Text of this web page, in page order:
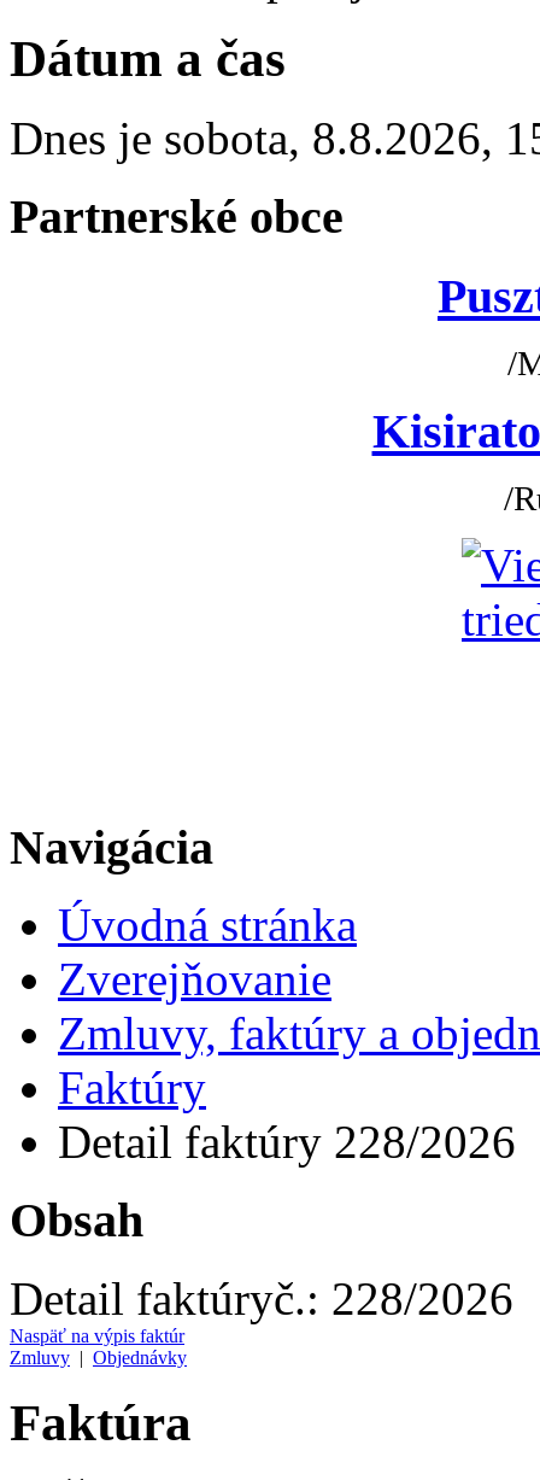
Dátum a čas
Dnes je sobota, 8.8.2026,
Partnerské obce
/
/
Navigácia
Úvodná stránka
Zverejňovanie
Zmluvy, faktúry a
Faktúry
Detail faktúry 228/2026
Obsah
Detail faktúryč.: 228/2026
Naspäť na výpis faktúr
Zmluvy | Objednávky
Faktúra